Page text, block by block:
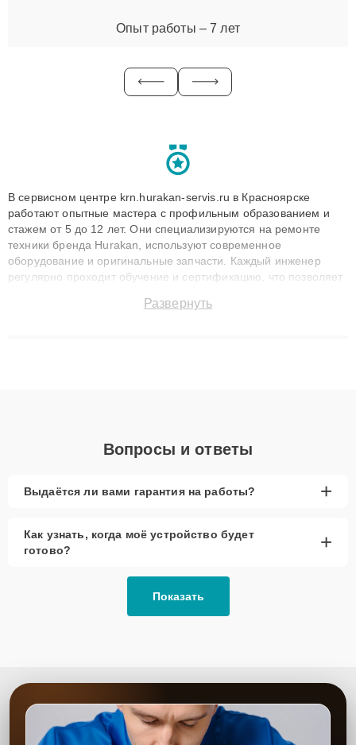
Опыт работы – 7 лет
В сервисном центре krn.hurakan-servis.ru в Красноярске
работают опытные мастера с профильным образованием и
стажем от 5 до 12 лет. Они специализируются на ремонте
техники бренда Hurakan, используют современное
оборудование и оригинальные запчасти. Каждый инженер
регулярно проходит обучение и сертификацию, что позволяет
технику с сохранением гарантии до 3 лет. Наши мастера
Развернуть
Вопросы и ответы
Выдаётся ли вами гарантия на работы? +
Как узнать, когда моё устройство будет
готово?
+
Показать